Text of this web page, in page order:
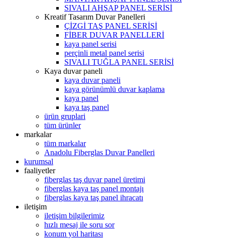
SIVALI AHŞAP PANEL SERİSİ
Kreatif Tasarım Duvar Panelleri
ÇİZGİ TAŞ PANEL SERİSİ
FİBER DUVAR PANELLERİ
kaya panel serisi
perçinli metal panel serisi
SIVALI TUĞLA PANEL SERİSİ
Kaya duvar paneli
kaya duvar paneli
kaya görünümlü duvar kaplama
kaya panel
kaya taş panel
ürün gruplari
tüm ürünler
markalar
tüm markalar
Anadolu Fiberglas Duvar Panelleri
kurumsal
faaliyetler
fiberglas taş duvar panel üretimi
fiberglas kaya taş panel montajı
fiberglas kaya taş panel ihracatı
iletişim
iletişim bilgilerimiz
hızlı mesaj ile soru sor
konum yol haritası